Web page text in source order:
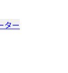
ター